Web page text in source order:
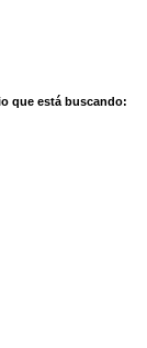
que está buscando: